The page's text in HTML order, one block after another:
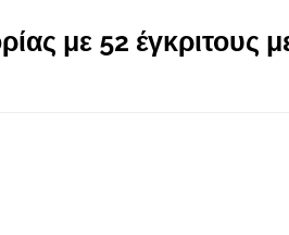
με 52 έγκριτους